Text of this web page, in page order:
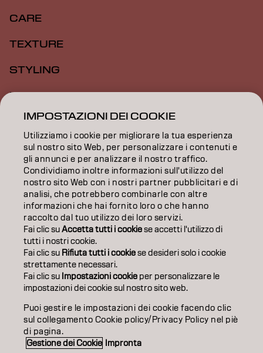
CARE
TEXTURE
STYLING
ISPIRAZIONE
FORMAZIONE
INFORMAZIONI
SALON FINDER
DIVENTA PARTNER
CONTATTACI
ImprontaPrivacy PolicyCookie Policy
Accessibilità
IT | Italian
IMPOSTAZIONI DEI COOKIE
Utilizziamo i cookie per migliorare la tua esperienza
sul nostro sito Web, per personalizzare i contenuti e
gli annunci e per analizzare il nostro traffico.
Condividiamo inoltre informazioni sull'utilizzo del
nostro sito Web con i nostri partner pubblicitari e di
analisi, che potrebbero combinarle con altre
informazioni che hai fornito loro o che hanno
raccolto dal tuo utilizzo dei loro servizi.
Fai clic suAccetta tutti i cookiese accetti l'utilizzo di
tutti i nostri cookie.
Fai clic su Rifiuta tutti i cookiese desideri solo i cookie
strettamente necessari.
Fai clic su Impostazioni cookie per personalizzare le
impostazioni dei cookie sul nostro sito web.
Puoi gestire le impostazioni dei cookie facendo clic
sul collegamento Cookie policy/Privacy Policy nel piè
di pagina.
Gestione dei Cookie Impronta